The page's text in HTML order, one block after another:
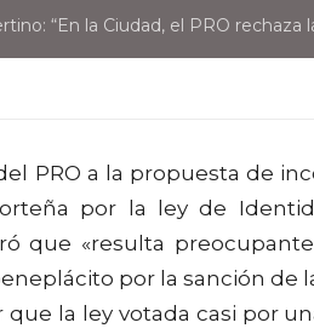
“En la Ciudad, el PRO rechaza
PRO a la propuesta de
por la ley de
que «resulta
por la sanción de
que la ley votada casi por